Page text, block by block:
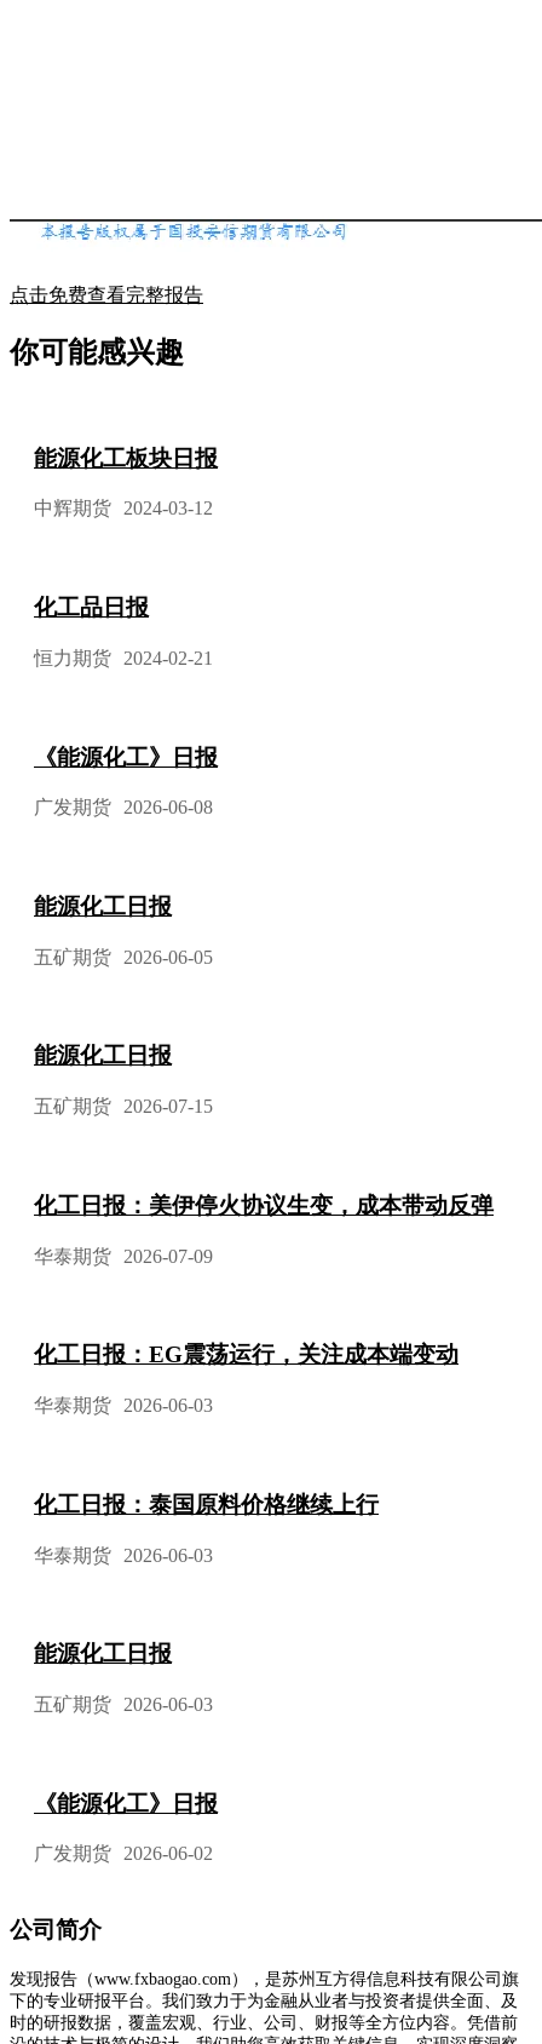
点击免费查看完整报告
你可能感兴趣
能源化工板块日报
中辉期货 2024-03-12
化工品日报
恒力期货 2024-02-21
《能源化工》日报
广发期货 2026-06-08
能源化工日报
五矿期货 2026-06-05
能源化工日报
五矿期货 2026-07-15
化工日报：美伊停火协议生变，成本带动反弹
华泰期货 2026-07-09
化工日报：EG震荡运行，关注成本端变动
华泰期货 2026-06-03
化工日报：泰国原料价格继续上行
华泰期货 2026-06-03
能源化工日报
五矿期货 2026-06-03
《能源化工》日报
广发期货 2026-06-02
公司简介
发现报告（www.fxbaogao.com），是苏州互方得信息科技有限公司旗
下的专业研报平台。我们致力于为金融从业者与投资者提供全面、及
时的研报数据，覆盖宏观、行业、公司、财报等全方位内容。凭借前